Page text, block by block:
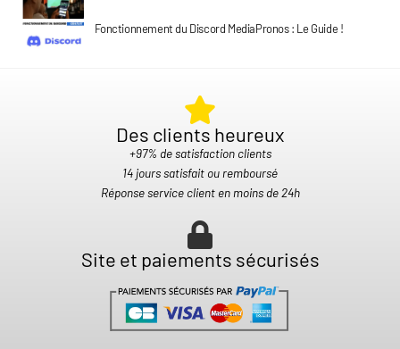
Fonctionnement du Discord MediaPronos : Le Guide !
Des clients heureux​
+97% de satisfaction clients
14 jours satisfait ou remboursé
Réponse service client en moins de 24h
Site et paiements sécurisés